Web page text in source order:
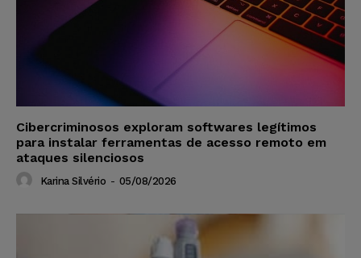
Cibercriminosos exploram softwares legítimos
para instalar ferramentas de acesso remoto em
ataques silenciosos
Karina Silvério - 05/08/2026